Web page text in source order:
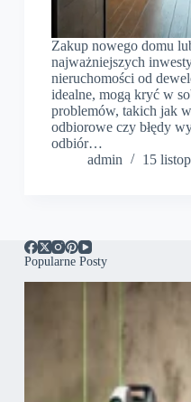
Zakup nowego domu
najważniejszych
nieruchomości od
idealne, mogą kryć w
problemów, takich jak
odbiorowe czy błędy
odbiór…
admin
15
Popularne Posty